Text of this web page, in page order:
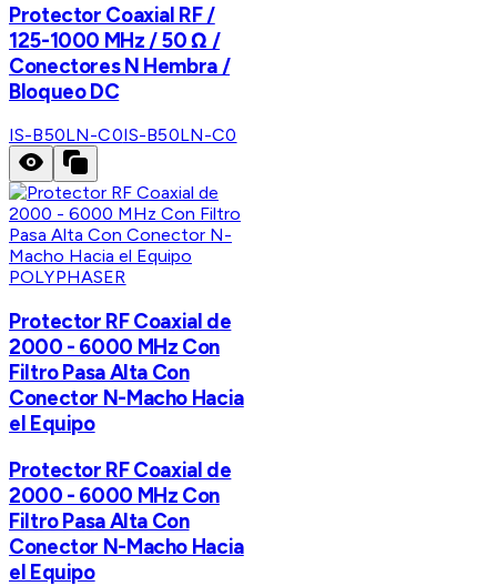
Protector Coaxial RF /
125-1000 MHz / 50 Ω /
Conectores N Hembra /
Bloqueo DC
IS-B50LN-C0IS-B50LN-C0
POLYPHASER
Protector RF Coaxial de
2000 - 6000 MHz Con
Filtro Pasa Alta Con
Conector N-Macho Hacia
el Equipo
Protector RF Coaxial de
2000 - 6000 MHz Con
Filtro Pasa Alta Con
Conector N-Macho Hacia
el Equipo